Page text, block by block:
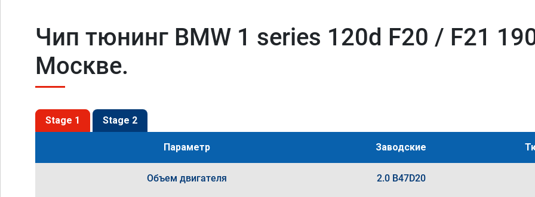
Чип тюнинг BMW 1 series 120d F20 / F21
Москве.
Stage 1 Stage 2
Параметр Заводские
Объем двигателя 2.0 B47D20